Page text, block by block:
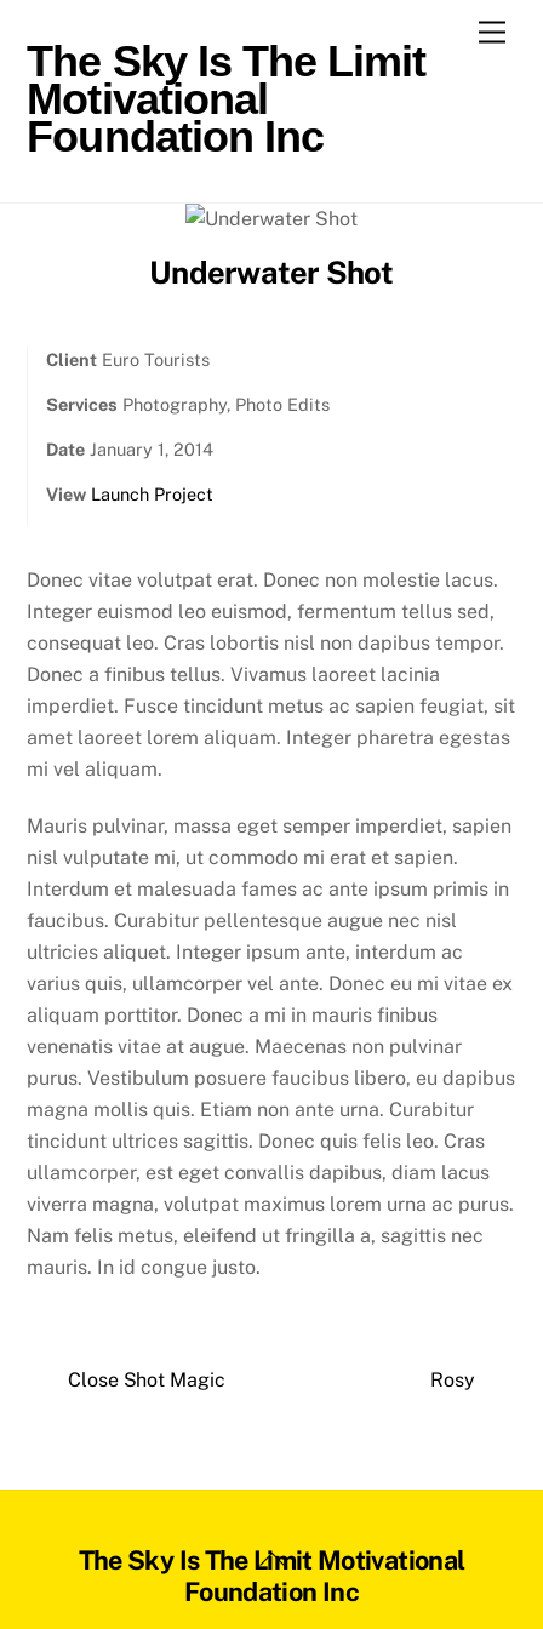
content
The Sky Is The Limit
Motivational
Foundation Inc
Underwater Shot
ClientEuro Tourists
Services Photography, Photo Edits
DateJanuary 1, 2014
View Launch Project
Donec vitae volutpat erat. Donec non molestie lacus.
Integer euismod leo euismod, fermentum tellus sed,
consequat leo. Cras lobortis nisl non dapibus tempor.
Donec a finibus tellus. Vivamus laoreet lacinia
imperdiet. Fusce tincidunt metus ac sapien feugiat, sit
amet laoreet lorem aliquam. Integer pharetra egestas
mi vel aliquam.
Mauris pulvinar, massa eget semper imperdiet, sapien
nisl vulputate mi, ut commodo mi erat et sapien.
Interdum et malesuada fames ac ante ipsum primis in
faucibus. Curabitur pellentesque augue nec nisl
ultricies aliquet. Integer ipsum ante, interdum ac
varius quis, ullamcorper vel ante. Donec eu mi vitae ex
aliquam porttitor. Donec a mi in mauris finibus
venenatis vitae at augue. Maecenas non pulvinar
purus. Vestibulum posuere faucibus libero, eu dapibus
magna mollis quis. Etiam non ante urna. Curabitur
tincidunt ultrices sagittis. Donec quis felis leo. Cras
ullamcorper, est eget convallis dapibus, diam lacus
viverra magna, volutpat maximus lorem urna ac purus.
Nam felis metus, eleifend ut fringilla a, sagittis nec
mauris. In id congue justo.
Close Shot Magic Rosy
Back
To
The Sky Is The Limit Motivational
Foundation Inc